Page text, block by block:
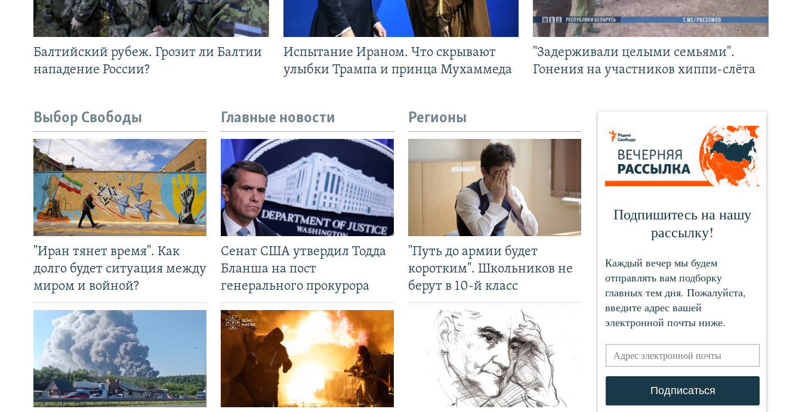
Балтийский рубеж. Грозит ли Балтии
нападение России?
Испытание Ираном. Что скрывают
улыбки Трампа и принца Мухаммеда
"Задерживали целыми семьями".
Гонения на участников хиппи-слёта
Выбор Свободы
"Иран тянет время". Как
долго будет ситуация между
миром и войной?
Главные новости
Сенат США утвердил Тодда
Бланша на пост
генерального прокурора
Регионы
"Путь до армии будет
коротким". Школьников не
берут в 10-й класс